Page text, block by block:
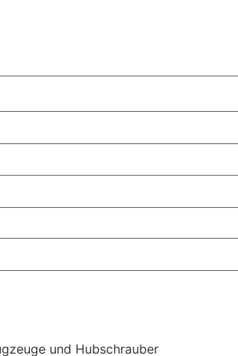
und Hubschrauber